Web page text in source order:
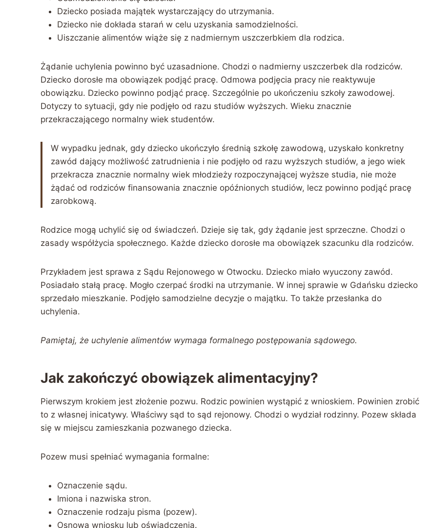
Dziecko posiada majątek wystarczający do utrzymania.
Dziecko nie dokłada starań w celu uzyskania samodzielności.
Uiszczanie alimentów wiąże się z nadmiernym uszczerbkiem dla rodzica.
Żądanie uchylenia powinno być uzasadnione. Chodzi o nadmierny uszczerbek dla rodziców.
Dziecko dorosłe ma obowiązek podjąć pracę. Odmowa podjęcia pracy nie reaktywuje
obowiązku. Dziecko powinno podjąć pracę. Szczególnie po ukończeniu szkoły zawodowej.
Dotyczy to sytuacji, gdy nie podjęło od razu studiów wyższych. Wieku znacznie
przekraczającego normalny wiek studentów.
W wypadku jednak, gdy dziecko ukończyło średnią szkołę zawodową, uzyskało konkretny
zawód dający możliwość zatrudnienia i nie podjęło od razu wyższych studiów, a jego wiek
przekracza znacznie normalny wiek młodzieży rozpoczynającej wyższe studia, nie może
żądać od rodziców finansowania znacznie opóźnionych studiów, lecz powinno podjąć pracę
zarobkową.
Rodzice mogą uchylić się od świadczeń. Dzieje się tak, gdy żądanie jest sprzeczne. Chodzi o
zasady współżycia społecznego. Każde dziecko dorosłe ma obowiązek szacunku dla rodziców.
Przykładem jest sprawa z Sądu Rejonowego w Otwocku. Dziecko miało wyuczony zawód.
Posiadało stałą pracę. Mogło czerpać środki na utrzymanie. W innej sprawie w Gdańsku dziecko
sprzedało mieszkanie. Podjęło samodzielne decyzje o majątku. To także przesłanka do
uchylenia.
Pamiętaj, że uchylenie alimentów wymaga formalnego postępowania sądowego.
Jak zakończyć obowiązek alimentacyjny?
Pierwszym krokiem jest złożenie pozwu. Rodzic powinien wystąpić z wnioskiem. Powinien zrobić
to z własnej inicatywy. Właściwy sąd to sąd rejonowy. Chodzi o wydział rodzinny. Pozew składa
się w miejscu zamieszkania pozwanego dziecka.
Pozew musi spełniać wymagania formalne:
Oznaczenie sądu.
Imiona i nazwiska stron.
Oznaczenie rodzaju pisma (pozew).
Osnowa wniosku lub oświadczenia.